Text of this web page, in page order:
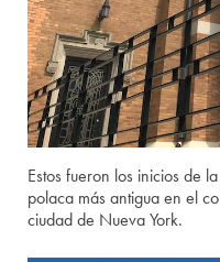
Estos fueron los inicios de
polaca más antigua en el
ciudad de Nueva York.